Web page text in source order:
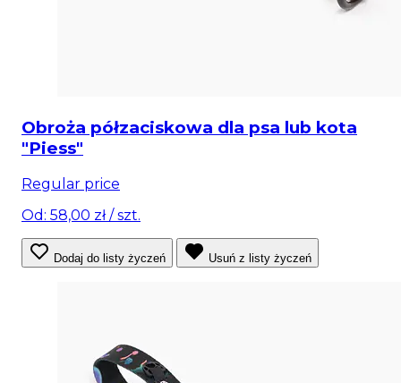
Obroża półzaciskowa dla psa lub kota
"Piess"
Regular price
Od: 58,00 zł/ szt.
Dodaj do listy życzeń Usuń z listy życzeń